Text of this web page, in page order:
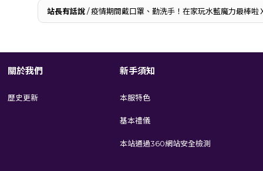
站長有話說/ 疫情期間戴口罩、勤洗手！在家玩水藍魔力最棒啦
關於我們 新手須知
歷史更新 本服特色
基本禮儀
本站通過360網站安全檢測